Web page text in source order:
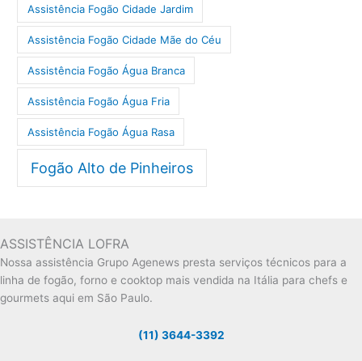
Assistência Fogão Cidade Jardim
Assistência Fogão Cidade Mãe do Céu
Assistência Fogão Água Branca
Assistência Fogão Água Fria
Assistência Fogão Água Rasa
Fogão Alto de Pinheiros
ASSISTÊNCIA LOFRA
Nossa assistência Grupo Agenews presta serviços técnicos para a
linha de fogão, forno e cooktop mais vendida na Itália para chefs e
gourmets aqui em São Paulo.
(11) 3644-3392